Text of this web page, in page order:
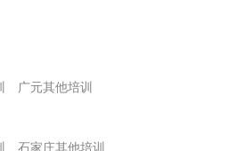
广元其他培训
石家庄其他培训